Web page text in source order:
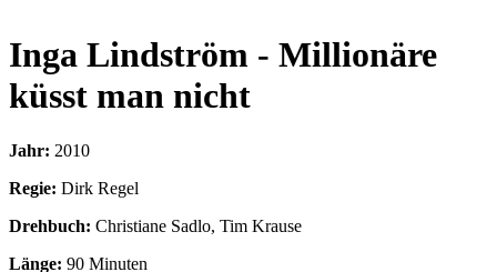
Inga Lindström - Millionäre
küsst man nicht
Jahr: 2010
Regie: Dirk Regel
Drehbuch: Christiane Sadlo, Tim Krause
Länge: 90 Minuten